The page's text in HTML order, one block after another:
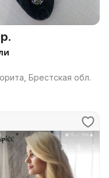
Брестская обл.